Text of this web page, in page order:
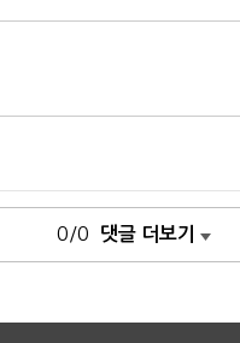
0/0 댓글 더보기